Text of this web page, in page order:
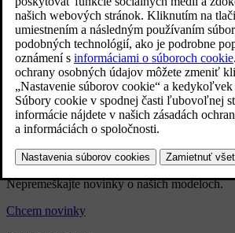
Čistenie koženého čalúnenia
Čistenie čalúnenia Microtech
Čistenie látkového čalúnenia a poťahov